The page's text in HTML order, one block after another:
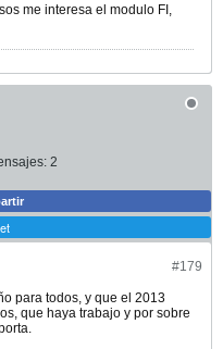
me interesa el modulo FI,
2
#179
para todos, y que el 2013
que haya trabajo y por sobre